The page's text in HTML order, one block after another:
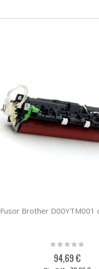
Fusor Brother D00YTM001
Rating:
94,69 €